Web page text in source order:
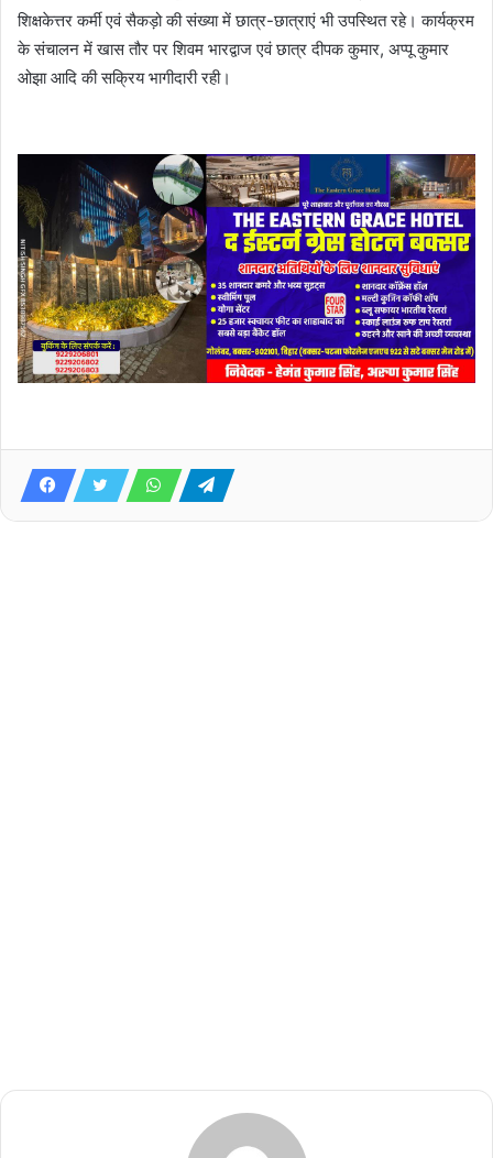
शिक्षकेत्तर कर्मी एवं सैकड़ो की संख्या में छात्र-छात्राएं भी उपस्थित रहे। कार्यक्रम
के संचालन में खास तौर पर शिवम भारद्वाज एवं छात्र दीपक कुमार, अप्पू कुमार
ओझा आदि की सक्रिय भागीदारी रही।